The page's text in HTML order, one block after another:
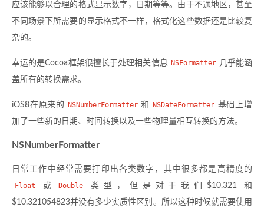
应该能够以合理的格式显示数字，日期等等。由于不通地区，甚至
不同场景下所需要的显示格式不一样，格式化这些数据还是比较复
杂的。
幸运的是Cocoa框架很擅长于处理相关信息 NSFormatter 几乎能涵
盖所有的转换需求。
iOS8在原来的 NSNumberFormatter 和 NSDateFormatter 基础上增
加了一些新的日期、时间转换以及一些物理量相互转换的方法。
NSNumberFormatter
日常工作中经常需要打印出各类数字，其中很多都是高精度的
Float
或 Double
类型，但是对于我们$10.321 和
$10.321054823并没有多少实质性区别。所以这种时候就需要使用